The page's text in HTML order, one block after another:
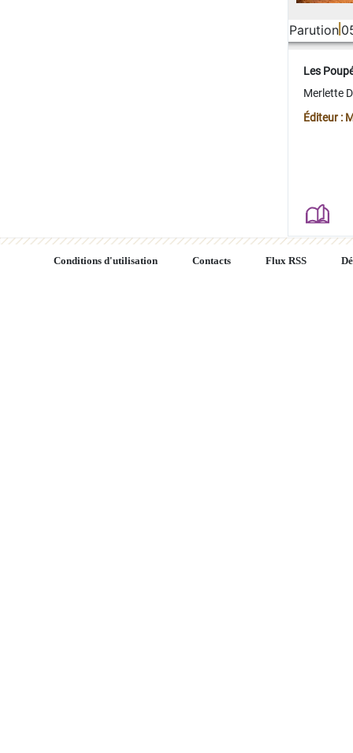
Parution
Les
Merlette
Éditeur :
Conditions d'utilisation Contacts Flux RSS